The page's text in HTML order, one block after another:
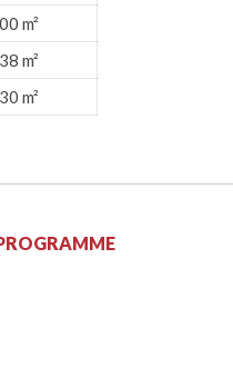
m²
m²
m²